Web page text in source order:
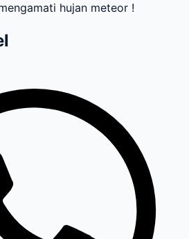
hujan meteor !